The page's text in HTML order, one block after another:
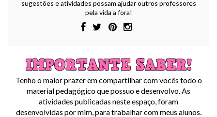
sugestões e atividades possam ajudar outros professores
pela vida a fora!
Tenho o maior prazer em compartilhar com vocês todo o
material pedagógico que possuo e desenvolvo. As
atividades publicadas neste espaço, foram
desenvolvidas por mim, para trabalhar com meus alunos.